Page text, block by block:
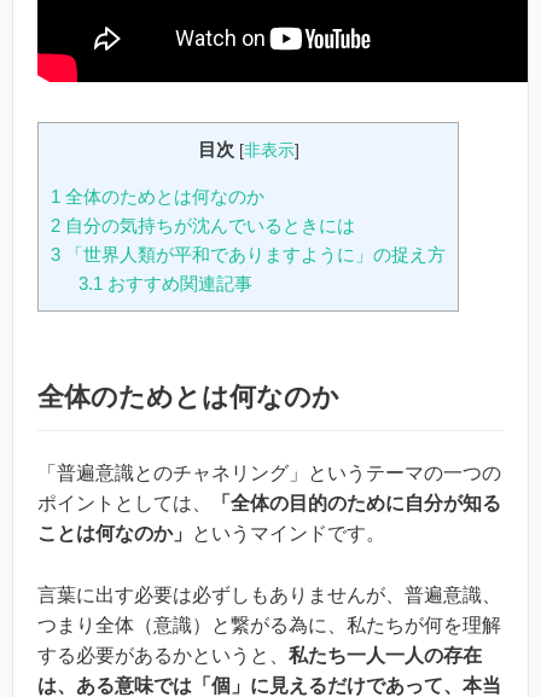
目次 [非表示]
1 全体のためとは何なのか
2 自分の気持ちが沈んでいるときには
3 「世界人類が平和でありますように」の捉え方
3.1 おすすめ関連記事
全体のためとは何なのか
「普遍意識とのチャネリング」というテーマの一つの
ポイントとしては、
「全体の目的のために自分が知る
ことは何なのか」
というマインドです。
言葉に出す必要は必ずしもありませんが、普遍意識、
つまり全体（意識）と繋がる為に、私たちが何を理解
する必要があるかというと、 私たち一人一人の存在
は、ある意味では「個」に見えるだけであって、本当